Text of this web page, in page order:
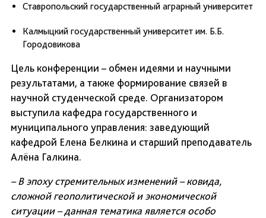
Ставропольский государственный аграрный университет
Калмыцкий государственный университет им. Б.Б.
Городовикова
Цель конференции – обмен идеями и научными
результатами, а также формирование связей в
научной студенческой среде. Организатором
выступила кафедра государственного и
муниципального управления: заведующий
кафедрой Елена Белкина и старший преподаватель
Алёна Галкина.
– В эпоху стремительных изменений – ковида,
сложной геополитической и экономической
ситуации – данная тематика является особо